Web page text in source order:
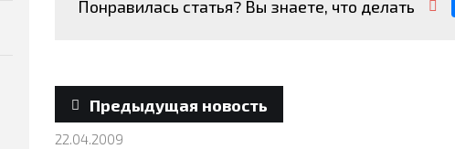
Понравилась статья? Вы знаете, что делать
Предыдущая новость
22.04.2009